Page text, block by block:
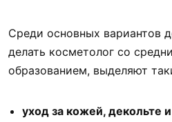
Среди основных вариантов
делать косметолог со
образованием, выделяют
уход за кожей, декольте